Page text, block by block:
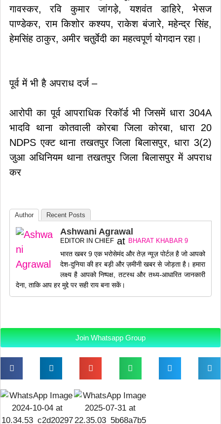
गावस्कर, रवि कुमार जांगड़े, यशवंत डाहिरे, भेसज
पाण्डेकर, राम किशोर कश्यप, राकेश बंजारे, महेन्द्र सिंह,
हेमसिंह ठाकुर, अमीर चतुर्वेदी का महत्वपूर्ण योगदान रहा।
पूर्व में भी है अपराध दर्ज –
आरोपी का पूर्व आपराधिक रिकॉर्ड भी जिसमें धारा 304A
भादवि थाना कोतवाली कोरबा जिला कोरबा, धारा 20
NDPS एक्ट थाना तखतपुर जिला बिलासपुर, धारा 3(2)
जुआ अधिनियम थाना तखतपुर जिला बिलासपुर में अपराध
कर
Author Recent Posts
Ashwani Agrawal
EDITOR IN CHIEF at BHARAT KHABAR 9
भारत खबर 9 एक भरोसेमंद और तेज़ न्यूज़ पोर्टल है जो आपको
देश-दुनिया की हर बड़ी और ज़मीनी खबर से जोड़ता है। हमारा
लक्ष्य है आपको निष्पक्ष, तटस्थ और तथ्य-आधारित जानकारी
देना, ताकि आप हर मुद्दे पर सही राय बना सकें।
Join Whatsapp Group